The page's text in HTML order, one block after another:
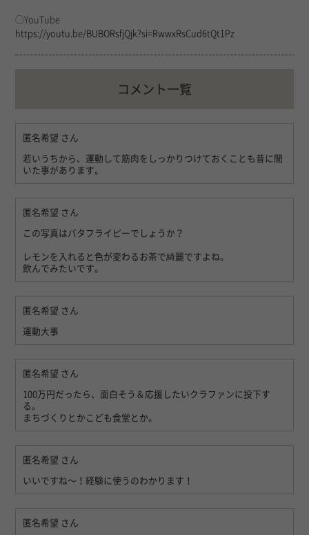
◯YouTube
https://youtu.be/BUBORsfjQjk?si=RwwxRsCud6tQt1Pz
コメント一覧
匿名希望 さん
若いうちから、運動して筋肉をしっかりつけておくことも昔に聞
いた事があります。
匿名希望 さん
この写真はバタフライピーでしょうか？
レモンを入れると色が変わるお茶で綺麗ですよね。
飲んでみたいです。
匿名希望 さん
運動大事
匿名希望 さん
100万円だったら、面白そう＆応援したいクラファンに投下す
る。
まちづくりとかこども食堂とか。
匿名希望 さん
いいですね〜！経験に使うのわかります！
匿名希望 さん